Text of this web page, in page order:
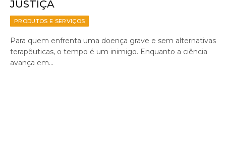
JUSTIÇA
PRODUTOS E SERVIÇOS
Para quem enfrenta uma doença grave e sem alternativas
terapêuticas, o tempo é um inimigo. Enquanto a ciência
avança em…